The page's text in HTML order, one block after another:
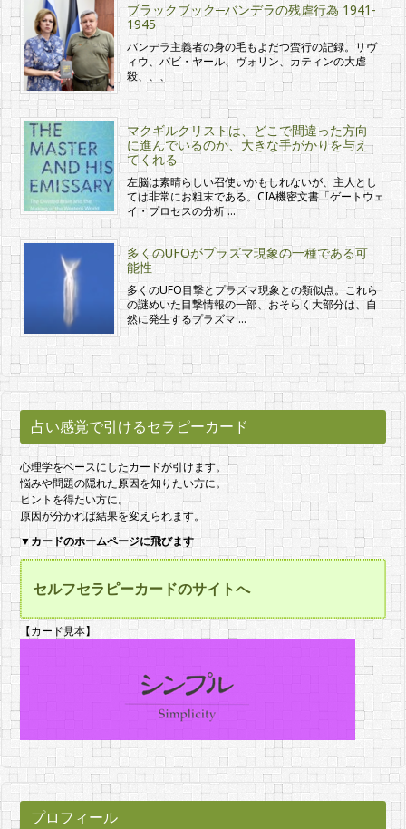
ブラックブック─バンデラの残虐行為 1941-
1945
バンデラ主義者の身の毛もよだつ蛮行の記録。リヴ
ィウ、バビ・ヤール、ヴォリン、カティンの大虐
殺、、、
マクギルクリストは、どこで間違った方向
に進んでいるのか、大きな手がかりを与え
てくれる
左脳は素晴らしい召使いかもしれないが、主人とし
ては非常にお粗末である。CIA機密文書「ゲートウェ
イ・プロセスの分析 …
多くのUFOがプラズマ現象の一種である可
能性
多くのUFO目撃とプラズマ現象との類似点。これら
の謎めいた目撃情報の一部、おそらく大部分は、自
然に発生するプラズマ …
占い感覚で引けるセラピーカード
心理学をベースにしたカードが引けます。
悩みや問題の隠れた原因を知りたい方に。
ヒントを得たい方に。
原因が分かれば結果を変えられます。
▼カードのホームページに飛びます
セルフセラピーカードのサイトへ
【カード見本】
プロフィール